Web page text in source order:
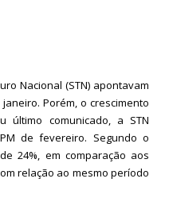
Nacional (STN) apontavam
Porém, o crescimento
último comunicado, a STN
de fevereiro. Segundo o
24%, em comparação aos
relação ao mesmo período